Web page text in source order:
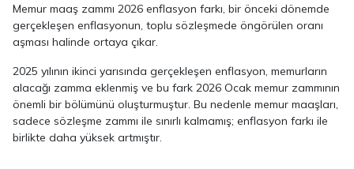
Memur maaş zammı 2026 enflasyon farkı, bir önceki dönemde
gerçekleşen enflasyonun, toplu sözleşmede öngörülen oranı
aşması halinde ortaya çıkar.
2025 yılının ikinci yarısında gerçekleşen enflasyon, memurların
alacağı zamma eklenmiş ve bu fark 2026 Ocak memur zammının
önemli bir bölümünü oluşturmuştur. Bu nedenle memur maaşları,
sadece sözleşme zammı ile sınırlı kalmamış; enflasyon farkı ile
birlikte daha yüksek artmıştır.